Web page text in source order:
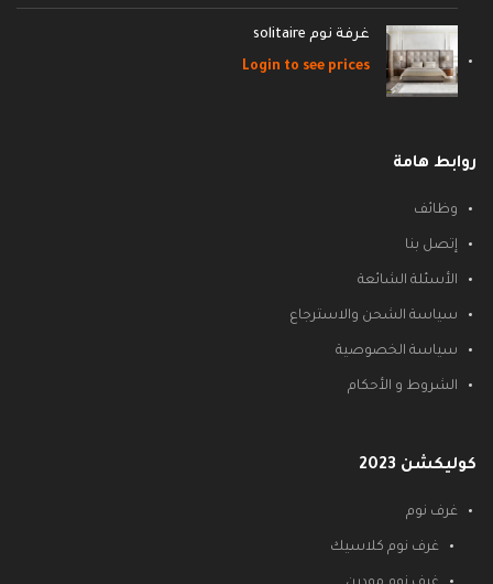
غرفة نوم solitaire
Login to see prices
روابط هامة
وظائف
إتصل بنا
الأسئلة الشائعة
سياسة الشحن والاسترجاع
سياسة الخصوصية
الشروط و الأحكام
كوليكشن 2023
غرف نوم
غرف نوم كلاسيك